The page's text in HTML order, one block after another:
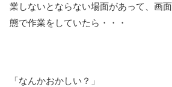
業しないとならない場面があって、画
態で作業をしていたら・・・
「なんかおかしい？」